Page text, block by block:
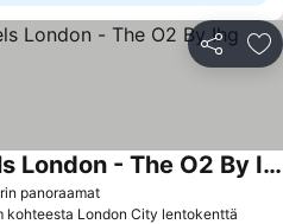
Jaa
panoraamat
Intercontinental Hotels London - The O2 By Ihg
kohteesta London City lentokenttä